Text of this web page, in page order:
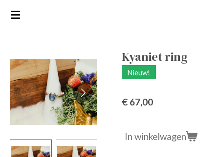
Ga
hoofdinhoud
Kyaniet ring
Nieuw!
€ 67,00
In winkelwagen